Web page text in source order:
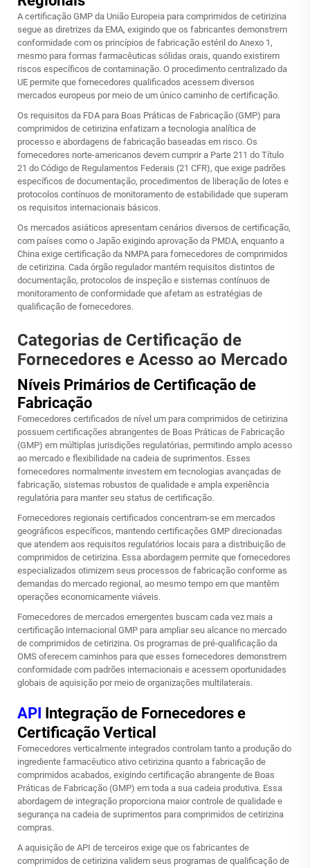
A certificação GMP da União Europeia para comprimidos de cetirizina
segue as diretrizes da EMA, exigindo que os fabricantes demonstrem
conformidade com os princípios de fabricação estéril do Anexo 1,
mesmo para formas farmacêuticas sólidas orais, quando existirem
riscos específicos de contaminação. O procedimento centralizado da
UE permite que fornecedores qualificados acessem diversos
mercados europeus por meio de um único caminho de certificação.
Os requisitos da FDA para Boas Práticas de Fabricação (GMP) para
comprimidos de cetirizina enfatizam a tecnologia analítica de
processo e abordagens de fabricação baseadas em risco. Os
fornecedores norte-americanos devem cumprir a Parte 211 do Título
21 do Código de Regulamentos Federais (21 CFR), que exige padrões
específicos de documentação, procedimentos de liberação de lotes e
protocolos contínuos de monitoramento de estabilidade que superam
os requisitos internacionais básicos.
Os mercados asiáticos apresentam cenários diversos de certificação,
com países como o Japão exigindo aprovação da PMDA, enquanto a
China exige certificação da NMPA para fornecedores de comprimidos
de cetirizina. Cada órgão regulador mantém requisitos distintos de
documentação, protocolos de inspeção e sistemas contínuos de
monitoramento de conformidade que afetam as estratégias de
qualificação de fornecedores.
Categorias de Certificação de
Fornecedores e Acesso ao Mercado
Níveis Primários de Certificação de
Fabricação
Fornecedores certificados de nível um para comprimidos de cetirizina
possuem certificações abrangentes de Boas Práticas de Fabricação
(GMP) em múltiplas jurisdições regulatórias, permitindo amplo acesso
ao mercado e flexibilidade na cadeia de suprimentos. Esses
fornecedores normalmente investem em tecnologias avançadas de
fabricação, sistemas robustos de qualidade e ampla experiência
regulatória para manter seu status de certificação.
Fornecedores regionais certificados concentram-se em mercados
geográficos específicos, mantendo certificações GMP direcionadas
que atendem aos requisitos regulatórios locais para a distribuição de
comprimidos de cetirizina. Essa abordagem permite que fornecedores
especializados otimizem seus processos de fabricação conforme as
demandas do mercado regional, ao mesmo tempo em que mantêm
operações economicamente viáveis.
Fornecedores de mercados emergentes buscam cada vez mais a
certificação internacional GMP para ampliar seu alcance no mercado
de comprimidos de cetirizina. Os programas de pré-qualificação da
OMS oferecem caminhos para que esses fornecedores demonstrem
conformidade com padrões internacionais e acessem oportunidades
globais de aquisição por meio de organizações multilaterais.
API Integração de Fornecedores e
Certificação Vertical
Fornecedores verticalmente integrados controlam tanto a produção do
ingrediente farmacêutico ativo cetirizina quanto a fabricação de
comprimidos acabados, exigindo certificação abrangente de Boas
Práticas de Fabricação (GMP) em toda a sua cadeia produtiva. Essa
abordagem de integração proporciona maior controle de qualidade e
segurança na cadeia de suprimentos para comprimidos de cetirizina
compras.
A aquisição de API de terceiros exige que os fabricantes de
comprimidos de cetirizina validem seus programas de qualificação de